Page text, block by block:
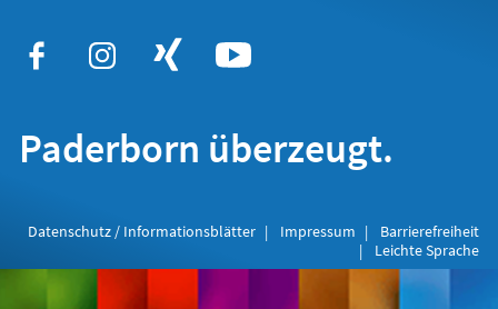
Paderborn überzeugt.
Datenschutz / Informationsblätter Impressum
Barrierefreiheit
Leichte Sprache